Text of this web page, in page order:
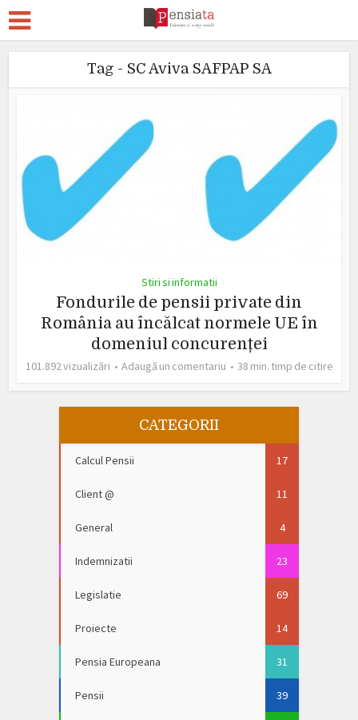
Tag - SC Aviva SAFPAP SA
Stiri si informatii
Fondurile de pensii private din
România au încălcat normele UE în
domeniul concurenței
101.892 vizualizări Adaugă un comentariu 38 min. timp de citire
CATEGORII
Calcul Pensii 17
Client @ 11
General 4
Indemnizatii 23
Legislatie 69
Proiecte 14
Pensia Europeana 31
Pensii 39